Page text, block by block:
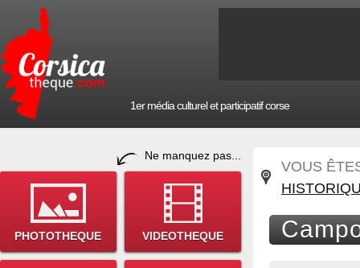
1er média culturel et participatif corse
Ne manquez pas...
PHOTOTHEQUE VIDEOTHEQUE
VOUS